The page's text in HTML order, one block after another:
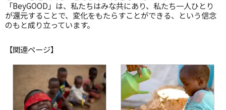
「BeyGOOD」は、私たちはみな共にあり、私たち一人ひとり
が還元することで、変化をもたらすことができる、という信念
のもと成り立っています。
【関連ページ】